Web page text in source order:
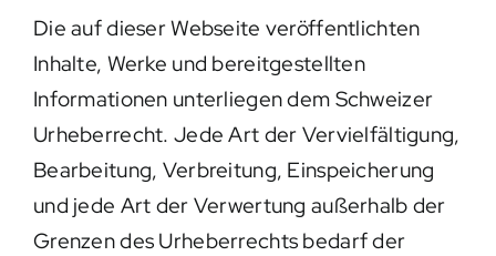
Die auf dieser Webseite veröffentlichten
Inhalte, Werke und bereitgestellten
Informationen unterliegen dem Schweizer
Urheberrecht. Jede Art der Vervielfältigung,
Bearbeitung, Verbreitung, Einspeicherung
und jede Art der Verwertung außerhalb der
Grenzen des Urheberrechts bedarf der